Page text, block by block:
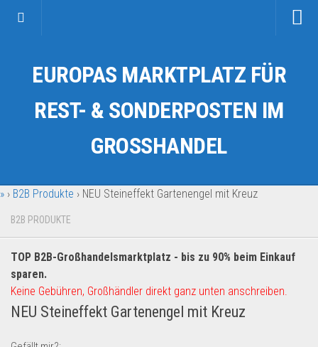
Kategorien
Auto & Motorrad
Fahrzeuge & Transport
Garten & Werkzeug
Geschäft, Büro & Schreibwaren
Geschenkartikel
Handy und Smartphone
Kosmetik & Pflege
EUROPAS MARKTPLATZ FÜR
REST- & SONDERPOSTEN IM
GROSSHANDEL
» › B2B Produkte › NEU Steineffekt Gartenengel mit Kreuz
B2B PRODUKTE
TOP B2B-Großhandelsmarktplatz - bis zu 90% beim Einkauf
sparen.
Keine Gebühren, Großhändler direkt ganz unten anschreiben.
NEU Steineffekt Gartenengel mit Kreuz